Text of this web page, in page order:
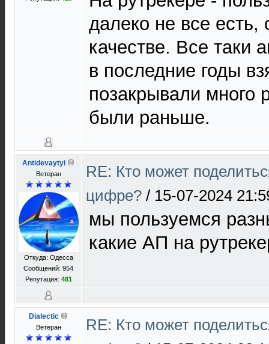
далеко не все
качестве. Все таки
в последние годы
позакрывали много
были раньше.
Antidevaytyi
Ветеран
Откуда: Одесса
Сообщений: 954
Репутация: 481
RE: Кто может
цифре? / 15-07-2024
мы пользуемся
какие АП на
Dialectic
Ветеран
RE: Кто может